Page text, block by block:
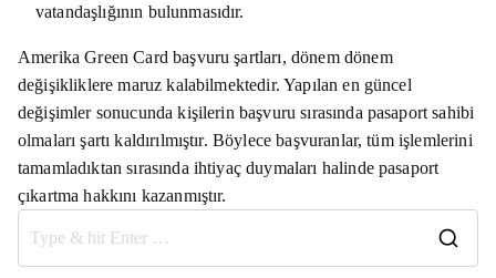
vatandaşlığının bulunmasıdır.
Amerika Green Card başvuru şartları, dönem dönem
değişikliklere maruz kalabilmektedir. Yapılan en güncel
değişimler sonucunda kişilerin başvuru sırasında pasaport sahibi
olmaları şartı kaldırılmıştır. Böylece başvuranlar, tüm işlemlerini
tamamladıktan sırasında ihtiyaç duymaları halinde pasaport
çıkartma hakkını kazanmıştır.